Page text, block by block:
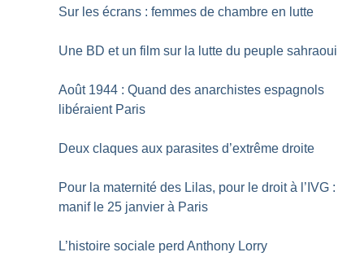
Sur les écrans : femmes de chambre en lutte
Une BD et un film sur la lutte du peuple sahraoui
Août 1944 : Quand des anarchistes espagnols
libéraient Paris
Deux claques aux parasites d’extrême droite
Pour la maternité des Lilas, pour le droit à l’IVG :
manif le 25 janvier à Paris
L’histoire sociale perd Anthony Lorry